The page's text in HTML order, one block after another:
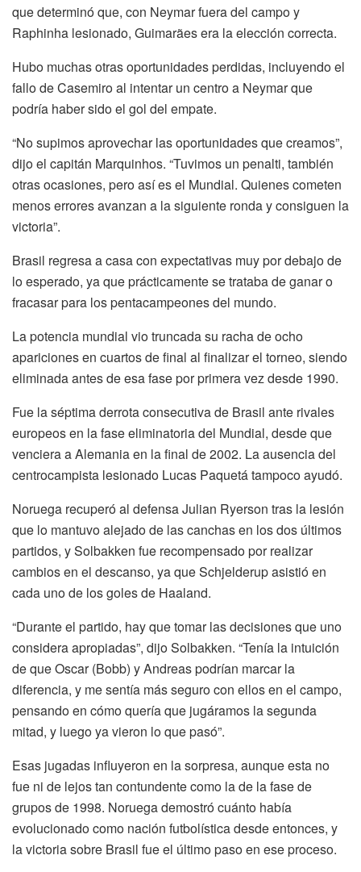
que determinó que, con Neymar fuera del campo y
Raphinha lesionado, Guimarães era la elección correcta.
Hubo muchas otras oportunidades perdidas, incluyendo el
fallo de Casemiro al intentar un centro a Neymar que
podría haber sido el gol del empate.
“No supimos aprovechar las oportunidades que creamos”,
dijo el capitán Marquinhos. “Tuvimos un penalti, también
otras ocasiones, pero así es el Mundial. Quienes cometen
menos errores avanzan a la siguiente ronda y consiguen la
victoria”.
Brasil regresa a casa con expectativas muy por debajo de
lo esperado, ya que prácticamente se trataba de ganar o
fracasar para los pentacampeones del mundo.
La potencia mundial vio truncada su racha de ocho
apariciones en cuartos de final al finalizar el torneo, siendo
eliminada antes de esa fase por primera vez desde 1990.
Fue la séptima derrota consecutiva de Brasil ante rivales
europeos en la fase eliminatoria del Mundial, desde que
venciera a Alemania en la final de 2002. La ausencia del
centrocampista lesionado Lucas Paquetá tampoco ayudó.
Noruega recuperó al defensa Julian Ryerson tras la lesión
que lo mantuvo alejado de las canchas en los dos últimos
partidos, y Solbakken fue recompensado por realizar
cambios en el descanso, ya que Schjelderup asistió en
cada uno de los goles de Haaland.
“Durante el partido, hay que tomar las decisiones que uno
considera apropiadas”, dijo Solbakken. “Tenía la intuición
de que Oscar (Bobb) y Andreas podrían marcar la
diferencia, y me sentía más seguro con ellos en el campo,
pensando en cómo quería que jugáramos la segunda
mitad, y luego ya vieron lo que pasó”.
Esas jugadas influyeron en la sorpresa, aunque esta no
fue ni de lejos tan contundente como la de la fase de
grupos de 1998. Noruega demostró cuánto había
evolucionado como nación futbolística desde entonces, y
la victoria sobre Brasil fue el último paso en ese proceso.